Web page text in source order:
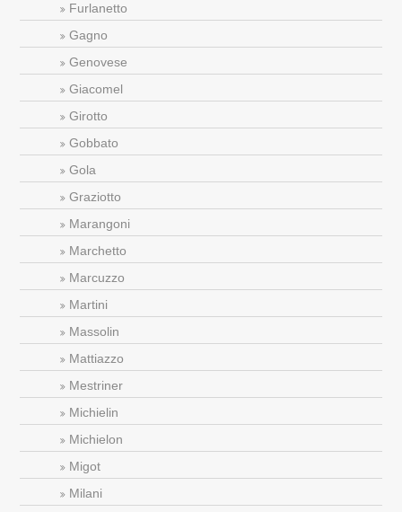
Furlanetto
Gagno
Genovese
Giacomel
Girotto
Gobbato
Gola
Graziotto
Marangoni
Marchetto
Marcuzzo
Martini
Massolin
Mattiazzo
Mestriner
Michielin
Michielon
Migot
Milani